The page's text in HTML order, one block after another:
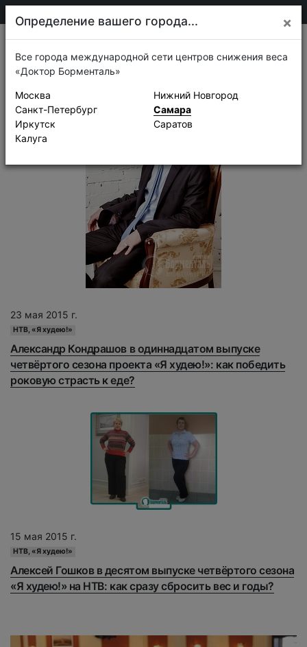
Новости
23 мая 2015 г.
НТВ, «Я худею!»
Александр Кондрашов в одиннадцатом выпуске
четвёртого сезона проекта «Я худею!»: как победить
роковую страсть к еде?
15 мая 2015 г.
НТВ, «Я худею!»
Алексей Гошков в десятом выпуске четвёртого сезона
«Я худею!» на НТВ: как сразу сбросить вес и годы?
Определение вашего города... ×
Все города международной сети центров снижения веса
«Доктор Борменталь»
Москва
Санкт-Петербург
Иркутск
Калуга
Нижний Новгород
Самара
Саратов